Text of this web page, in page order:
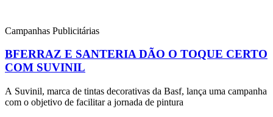
Campanhas Publicitárias
BFERRAZ E SANTERIA DÃO O TOQUE CERTO
COM SUVINIL
A Suvinil, marca de tintas decorativas da Basf, lança uma campanha
com o objetivo de facilitar a jornada de pintura